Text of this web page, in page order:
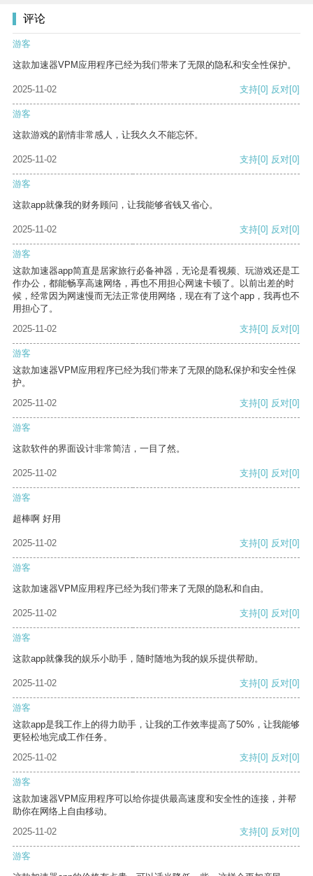
评论
游客
这款加速器VPM应用程序已经为我们带来了无限的隐私和安全性保护。
2025-11-02 支持[0] 反对[0]
游客
这款游戏的剧情非常感人，让我久久不能忘怀。
2025-11-02 支持[0] 反对[0]
游客
这款app就像我的财务顾问，让我能够省钱又省心。
2025-11-02 支持[0] 反对[0]
游客
这款加速器app简直是居家旅行必备神器，无论是看视频、玩游戏还是工
作办公，都能畅享高速网络，再也不用担心网速卡顿了。以前出差的时
候，经常因为网速慢而无法正常使用网络，现在有了这个app，我再也不
用担心了。
2025-11-02
支持[0] 反对[0]
游客
这款加速器VPM应用程序已经为我们带来了无限的隐私保护和安全性保
护。
2025-11-02
支持[0] 反对[0]
游客
这款软件的界面设计非常简洁，一目了然。
2025-11-02 支持[0] 反对[0]
游客
超棒啊 好用
2025-11-02 支持[0] 反对[0]
游客
这款加速器VPM应用程序已经为我们带来了无限的隐私和自由。
2025-11-02 支持[0] 反对[0]
游客
这款app就像我的娱乐小助手，随时随地为我的娱乐提供帮助。
2025-11-02 支持[0] 反对[0]
游客
这款app是我工作上的得力助手，让我的工作效率提高了50%，让我能够
更轻松地完成工作任务。
2025-11-02
支持[0] 反对[0]
游客
这款加速器VPM应用程序可以给你提供最高速度和安全性的连接，并帮
助你在网络上自由移动。
2025-11-02
支持[0] 反对[0]
游客